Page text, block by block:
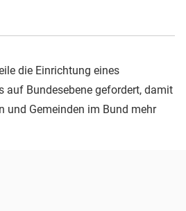
die Einrichtung eines
auf Bundesebene gefordert, damit
und Gemeinden im Bund mehr